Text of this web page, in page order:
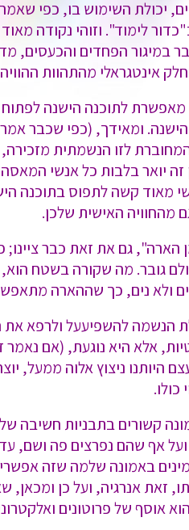
יכולת השימוש בו, כפי
לימוד". וזוהי נקודה
במיגור הפחדים והכעסים,
אינטגראלי מהתהוות
לתוכנה הישנה
הישנה. ומאידך, (כפי שכבר
לזו הנשמתית מזכירה,
זה יואר בלבות כל אנשי
מאוד קשה לתפוס בתוכנה
מהחוויה האישית שלכן.
הארה", גם את זאת כבר
גובר. מה שקורה בשטח
ולא נים, כך שההארה
הנשמה להשפיעעל ולרפא את
אלא היא נוגעת, (אם
היותנו ניצוץ אלוה ממעל,
כולו.
קשורים בתבניות חשיבה
אף שהם נפרצים פה ושם,
באמונה שלמה שזה
זאת אנרגיה, ועל כן
אוסף של פרוטונים